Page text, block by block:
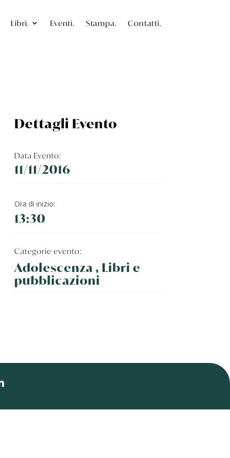
Libri. Eventi. Stampa. Contatti.
Dettagli Evento
Data Evento:
11/11/2016
Ora di inizio:
13:30
Categorie evento:
Adolescenza , Libri e
pubblicazioni